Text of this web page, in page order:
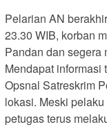
Pelarian AN
23.30 WIB, korban
Pandan dan segera
Mendapat informasi
Opsnal Satreskrim
lokasi. Meski
petugas terus